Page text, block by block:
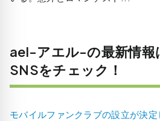
ael-アエル-の最新情報
SNSをチェック！
モバイルファンクラブの設立が決